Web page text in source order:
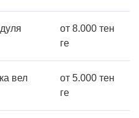
от 8.000 тен
ге
вел
от 5.000 тен
ге